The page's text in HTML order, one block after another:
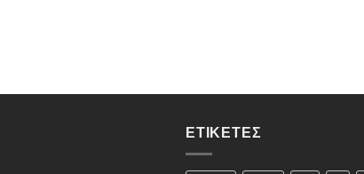
ΕΤΙΚΈΤΕΣ